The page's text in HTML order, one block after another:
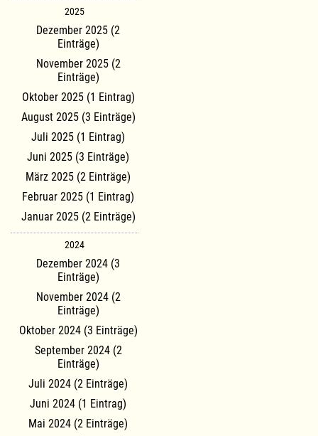
2025
Dezember 2025 (2
Einträge)
November 2025 (2
Einträge)
Oktober 2025 (1 Eintrag)
August 2025 (3 Einträge)
Juli 2025 (1 Eintrag)
Juni 2025 (3 Einträge)
März 2025 (2 Einträge)
Februar 2025 (1 Eintrag)
Januar 2025 (2 Einträge)
2024
Dezember 2024 (3
Einträge)
November 2024 (2
Einträge)
Oktober 2024 (3 Einträge)
September 2024 (2
Einträge)
Juli 2024 (2 Einträge)
Juni 2024 (1 Eintrag)
Mai 2024 (2 Einträge)